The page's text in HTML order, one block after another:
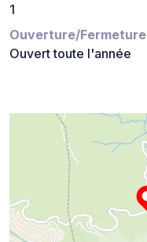
1
Ouverture/Fermeture
Ouvert toute l'année